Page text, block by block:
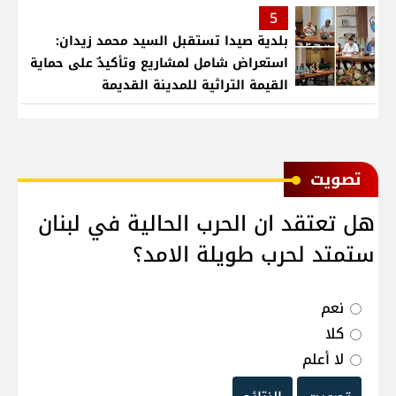
5
بلدية صيدا تستقبل السيد محمد زيدان:
استعراض شامل لمشاريع وتأكيدٌ على حماية
القيمة التراثية للمدينة القديمة
ﺗﺼﻮﻳﺖ
هل تعتقد ان الحرب الحالية في لبنان
ستمتد لحرب طويلة الامد؟
نعم
كلا
لا أعلم